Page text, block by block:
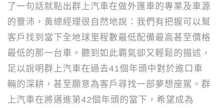
了一句話就點出群上汽車在做外匯車的專業及車源
的豐沛，黃總經理很自然地說：我們有把握可以幫
客戶找到當下全地球里程數最低配備最高甚至價格
最低的那一台車。聽到如此霸氣卻又輕鬆的描述，
足以說明群上汽車在過去41個年頭中對於進口車
輛的深耕，甚至願意為客戶尋找一部夢想座駕。群
上汽車在將邁進第42個年頭的當下，希望成為